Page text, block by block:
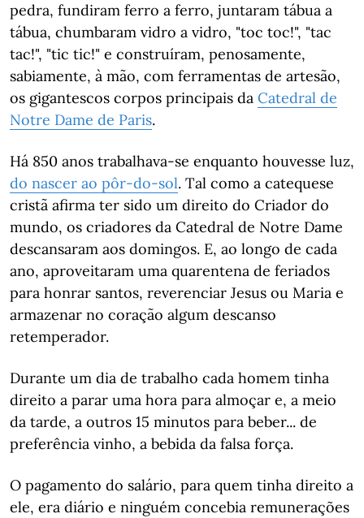
pedra, fundiram ferro a ferro, juntaram tábua a
tábua, chumbaram vidro a vidro, "toc toc!", "tac
tac!", "tic tic!" e construíram, penosamente,
sabiamente, à mão, com ferramentas de artesão,
os gigantescos corpos principais da Catedral de
Notre Dame de Paris.
Há 850 anos trabalhava-se enquanto houvesse luz,
do nascer ao pôr-do-sol. Tal como a catequese
cristã afirma ter sido um direito do Criador do
mundo, os criadores da Catedral de Notre Dame
descansaram aos domingos. E, ao longo de cada
ano, aproveitaram uma quarentena de feriados
para honrar santos, reverenciar Jesus ou Maria e
armazenar no coração algum descanso
retemperador.
Durante um dia de trabalho cada homem tinha
direito a parar uma hora para almoçar e, a meio
da tarde, a outros 15 minutos para beber... de
preferência vinho, a bebida da falsa força.
O pagamento do salário, para quem tinha direito a
ele, era diário e ninguém concebia remunerações